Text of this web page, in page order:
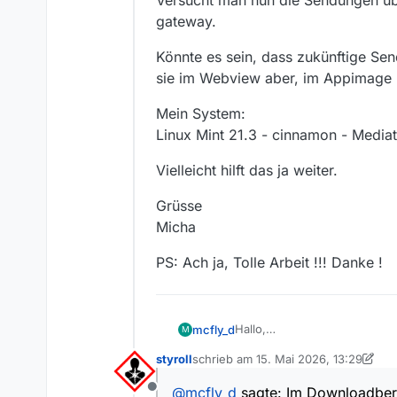
gateway.
Könnte es sein, dass zukünftige
sie im Webview aber, im
Mein System:
Linux Mint 21.3 - cinnamon -
Vielleicht hilft das ja weiter.
Grüsse
Micha
PS: Ach ja, Tolle Arbeit !!! Danke !
M mcfly_dHallo,
Ich habe eine Abo, das
styrollschrieb am 15. Mai 2026, 13:29
zuletzt editiert von styroll
@mcfly_d sagte: Im